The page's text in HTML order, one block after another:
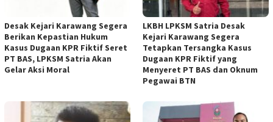
Desak Kejari Karawang Segera
Berikan Kepastian Hukum
Kasus Dugaan KPR Fiktif Seret
PT BAS, LPKSM Satria Akan
Gelar Aksi Moral
LKBH LPKSM Satria Desak
Kejari Karawang Segera
Tetapkan Tersangka Kasus
Dugaan KPR Fiktif yang
Menyeret PT BAS dan Oknum
Pegawai BTN